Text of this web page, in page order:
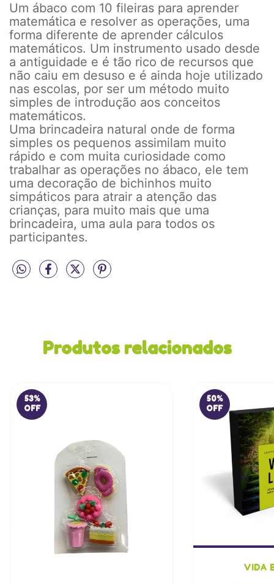
Um ábaco com 10 fileiras para aprender
matemática e resolver as operações, uma
forma diferente de aprender cálculos
matemáticos. Um instrumento usado desde
a antiguidade e é tão rico de recursos que
não caiu em desuso e é ainda hoje utilizado
nas escolas, por ser um método muito
simples de introdução aos conceitos
matemáticos.
Uma brincadeira natural onde de forma
simples os pequenos assimilam muito
rápido e com muita curiosidade como
trabalhar as operações no ábaco, ele tem
uma decoração de bichinhos muito
simpáticos para atrair a atenção das
crianças, para muito mais que uma
brincadeira, uma aula para todos os
participantes.
Produtos relacionados
53%
OFF
50%
OFF
VIDA